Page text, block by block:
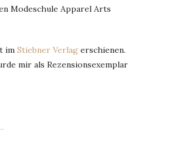
Modeschule Apparel Arts
im Stiebner Verlag erschienen.
mir als Rezensionsexemplar